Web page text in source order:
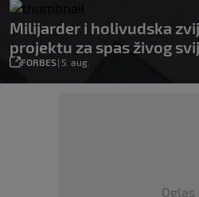
Milijarder i holivudska
projektu za spas živog
FORBES| 5. aug.
Oglas